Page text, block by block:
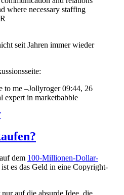
where necessary staffing
seit Jahren immer wieder
to me –Jollyroger 09:44, 26
expert in marketbabble
dem 100-Millionen-Dollar-
ist es das Geld in eine Copyright-
auf die absurde Idee, die